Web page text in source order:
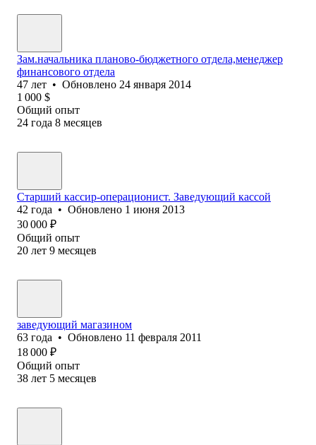
Зам.начальника планово-бюджетного отдела,менеджер
финансового отдела
47 лет • Обновлено 24 января 2014
1 000 $
Общий опыт
24 года 8 месяцев
Старший кассир-операционист. Заведующий кассой
42 года • Обновлено 1 июня 2013
30 000 ₽
Общий опыт
20 лет 9 месяцев
заведующий магазином
63 года • Обновлено 11 февраля 2011
18 000 ₽
Общий опыт
38 лет 5 месяцев